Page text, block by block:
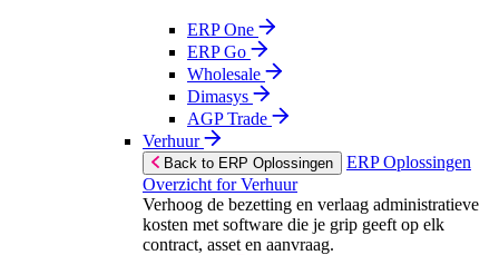
ERP One
ERP Go
Wholesale
Dimasys
AGP Trade
Verhuur
Back to ERP Oplossingen
ERP Oplossingen
Overzicht for Verhuur
Verhoog de bezetting en verlaag administratieve
kosten met software die je grip geeft op elk
contract, asset en aanvraag.